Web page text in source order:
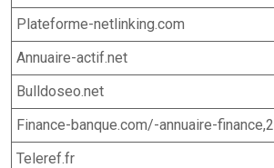
Plateforme-netlinking.com
Annuaire-actif.net
Bulldoseo.net
Finance-banque.com/-annuaire-
Teleref.fr